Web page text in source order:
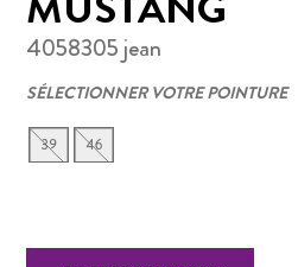
4058305 jean
SÉLECTIONNER VOTRE POINTURE
39 46